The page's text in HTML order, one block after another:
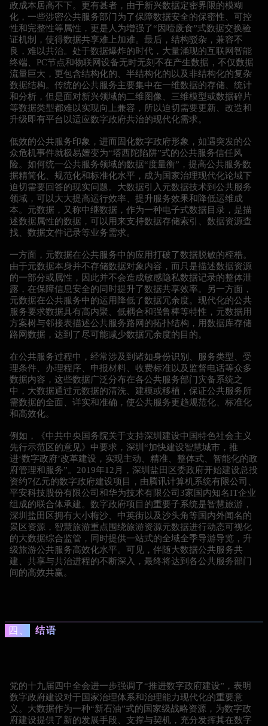
政成本居高不下。更有甚者，由于新兴数据定密界限的模糊
化，一些涉密公共服务部门为了保障数据安全的保密性、可控
性和完整性等属性，更是人为增强了“因噎废食”式数据交换验
证机制，使得数据共享难上加难。最后，结构驳杂，兼容不
良，难以共治。处于数据爆炸的时代，大量涌现的互联网智能
终端、PC节点和物联网设备无时无刻不在产生数据，不仅数据
流量巨大，更包含结构化的、半结构化的以及非结构化的复杂
数据结构。传统的公共服务主要集中在一维数据的存储、统计
和分析，但是面对新兴领域的二维图像、三维模型或数据碎片
等数据类型都难以实现向上兼容，所以迫切需要更新、改造和
升级即有平台以适应数字政府共治的现代化需求。
低效的公共服务印象，进而固化数字政府形象，如遇突发的公
众危机事件就极易嬗变为“塔西陀陷阱”式的公共服务信任风
险。如何统一公共服务领域的数据“度量衡”，提高公共服务数
据精简化、规范化和标准化水平，成为国家治理现代化论域下
迫切需要回答的现实问题。大数据引入元数据技术到公共服务
领域，可以大大提高运行效率、提升服务效果和降低运维成
本。元数据，又称中继数据，作为一种电子式数据目录，是描
述数据属性的数据，可以用来支持数据存储索引、数据资源查
找、数据文件记录等业务需求。
一方面，元数据在公共服务中的应用打破了数据脱敏的桎梏。
由于元数据本身并不存储数据对象内容，而只是描述数据资源
的一部分或属性，因此并不会造成敏感隐私数据记录的整体泄
露，在保障信息安全的同时提升了数据共享效率。另一方面，
元数据在公共服务中的运用降低了数据冗余度。现代化的公共
服务要求数据具有高内聚、低耦合和强鲁棒等特性，元数据用
方案树与邻接表描述公共服务路网的拓扑结构，用数据库存储
路网数据，达到了尽可能减少数据冗余度的目的。
在公共服务过程中，经常涉及到诸如身份识别、服务类型、受
理条件、办理程序、申报材料、收费标准以及监督电话等众多
数据内容，这些数据广泛分布在各公共服务部门灾备系统之
中，大数据通过元数据的清洗、建模或移植，保证公共服务所
需数据的全面、详实和准确，使公共服务更趋规范化、标准化
和高效化。
例如，《中共中央国务院关于支持深圳建设中国特色社会主义
先行示范区的意见》中要求，深圳“加快建设智慧城市，推
进‘数字政府’改革建设，实现主动、精准、整体式、智能化的政
府管理和服务”。2019年12月，深圳盐田区委政府开始建设总投
资约7亿元的数字政府建设项目，由腾讯计算机系统有限公司、
平安科技股份有限公司和华为技术有限公司3家国内知名IT企业
组成的联合体承建。数字政府项目的重要子系统是智慧旅游，
深圳盐田区拥有大小梅沙、中英街以及沙头角等国内外闻名的
景区资源，智慧旅游重点围绕旅游资源元数据进行动态可视化
的大数据综合监管，同时提供一站式的全域全季导游导览，升
级旅游公共服务高效化水平。可见，伴随大数据公共服务共
建、共享与共治进程的不断深入，最终将达到各公共服务部门
间的高效共赢。
四、 结语
党的十九届四中全会进一步强调了“推进数字政府建设”，表明
数字政府建设对于国家治理体系和治理能力现代化的重要意
义。大数据作为一种“新石油”式的国家级战略资源，为数字政
府建设提供了新的发展手段、支撑与契机，充分发挥其在数字